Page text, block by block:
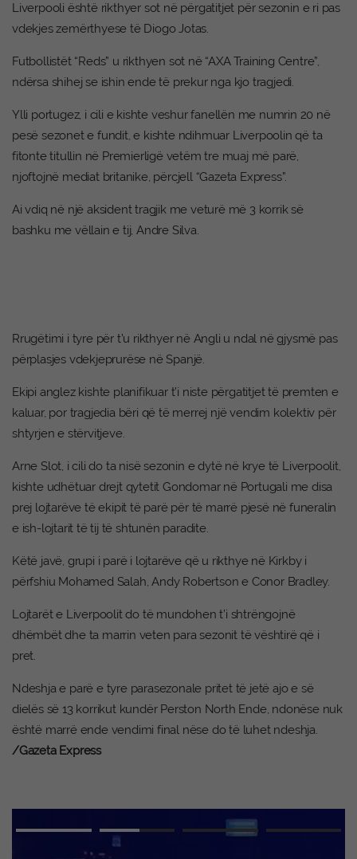
Liverpooli është rikthyer sot në përgatitjet për sezonin e ri pas
vdekjes zemërthyese të Diogo Jotas.
Futbollistët “Reds” u rikthyen sot në “AXA Training Centre”,
ndërsa shihej se ishin ende të prekur nga kjo tragjedi.
Ylli portugez, i cili e kishte veshur fanellën me numrin 20 në
pesë sezonet e fundit, e kishte ndihmuar Liverpoolin që ta
fitonte titullin në Premierligë vetëm tre muaj më parë,
njoftojnë mediat britanike, përcjell “Gazeta Express”.
Ai vdiq në një aksident tragjik me veturë më 3 korrik së
bashku me vëllain e tij, Andre Silva.
Rrugëtimi i tyre për t’u rikthyer në Angli u ndal në gjysmë pas
përplasjes vdekjeprurëse në Spanjë.
Ekipi anglez kishte planifikuar t’i niste përgatitjet të premten e
kaluar, por tragjedia bëri që të merrej një vendim kolektiv për
shtyrjen e stërvitjeve.
Arne Slot, i cili do ta nisë sezonin e dytë në krye të Liverpoolit,
kishte udhëtuar drejt qytetit Gondomar në Portugali me disa
prej lojtarëve të ekipit të parë për të marrë pjesë në funeralin
e ish-lojtarit të tij të shtunën paradite.
Këtë javë, grupi i parë i lojtarëve që u rikthye në Kirkby i
përfshiu Mohamed Salah, Andy Robertson e Conor Bradley.
Lojtarët e Liverpoolit do të mundohen t’i shtrëngojnë
dhëmbët dhe ta marrin veten para sezonit të vështirë që i
pret.
Ndeshja e parë e tyre parasezonale pritet të jetë ajo e së
dielës së 13 korrikut kundër Perston North Ende, ndonëse nuk
është marrë ende vendimi final nëse do të luhet ndeshja.
/Gazeta Express